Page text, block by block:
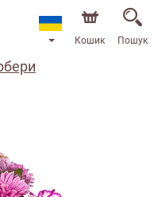
наш інтернет-
дата доставки —
відпусткою.Кошик Пошук